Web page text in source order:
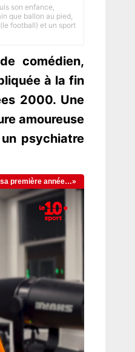
son enfance,
que ballon au pied,
football) et un sport
comédien,
à la fin
2000. Une
amoureuse
psychiatre